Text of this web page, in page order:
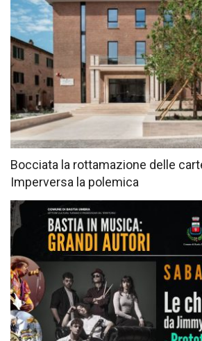
Bocciata la rottamazione delle
Imperversa la polemica